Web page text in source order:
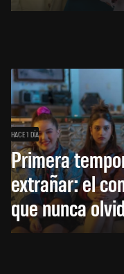
HACE 1 DÍA
Primera
extrañar: el
que nunca